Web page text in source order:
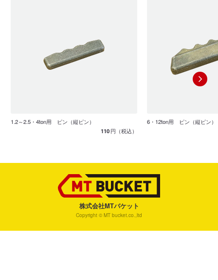
1.2～2.5・4ton用 ピン（縦ピン）
110 円（税込）
6・12ton用 ピン（縦ピン）
株式会社MTバケット
Copyright © MT bucket.co.,ltd